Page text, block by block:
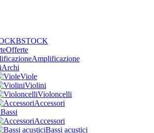
BSTOCK
Offerte
Amplificazione
Archi
Viole
Violini
Violoncelli
Accessori
Bassi
Accessori
Bassi acustici